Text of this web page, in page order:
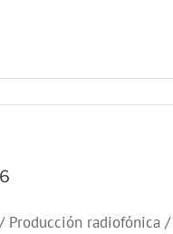
radiofónica